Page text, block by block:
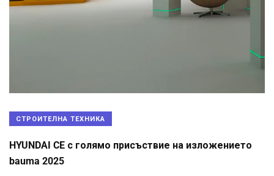
СТРОИТЕЛНА ТЕХНИКА
HYUNDAI CE с голямо присъствие на изложението
bauma 2025